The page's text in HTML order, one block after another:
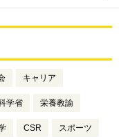
キャリア
学省 栄養教諭
CSR スポーツ